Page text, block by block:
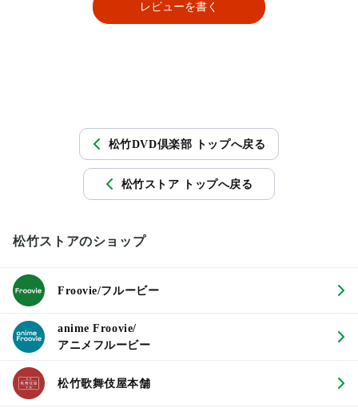
レビューを書く
松竹DVD倶楽部 トップへ戻る
松竹ストア トップへ戻る
松竹ストアのショップ
Froovie/フルービー
anime Froovie/
アニメフルービー
松竹歌舞伎屋本舗